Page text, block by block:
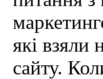
які взяли
сайту.